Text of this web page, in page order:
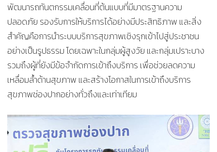
พัฒนารถทันตกรรมเคลื่อนที่ต้นแบบที่มีมาตรฐานความ
ปลอดภัย รองรับการให้บริการได้อย่างมีประสิทธิภาพ และสิ่ง
สำคัญคือการนำระบบบริการสุขภาพเชิงรุกเข้าไปสู่ประชาชน
อย่างเป็นรูปธรรม โดยเฉพาะในกลุ่มผู้สูงวัย และกลุ่มเปราะบาง
รวมถึงผู้ที่ยังมีข้อจำกัดการเข้าถึงบริการ เพื่อช่วยลดความ
เหลื่อมล้ำด้านสุขภาพ และสร้างโอกาสในการเข้าถึงบริการ
สุขภาพช่องปากอย่างทั่วถึงและเท่าเทียม